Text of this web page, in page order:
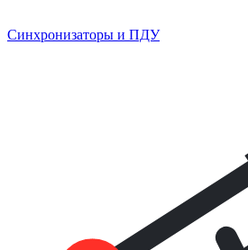
Синхронизаторы и ПДУ